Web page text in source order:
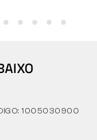
1005030900